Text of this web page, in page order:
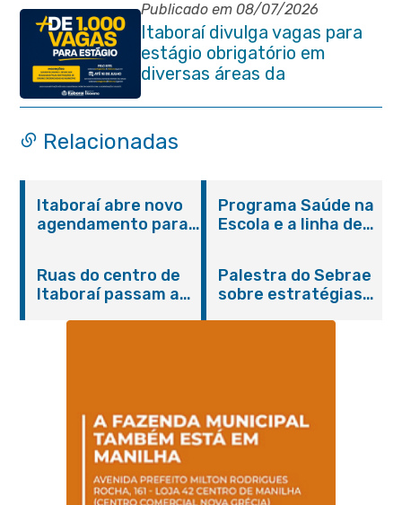
Publicado em 08/07/2026
Itaboraí divulga vagas para
estágio obrigatório em
diversas áreas da
administração pública
Relacionadas
Itaboraí abre novo
agendamento para
Programa Saúde na
Escola e a linha de
promovem
conscientização
sobre hanseníase
Ruas do centro de
Itaboraí passam a
Palestra do Sebrae
sobre estratégias